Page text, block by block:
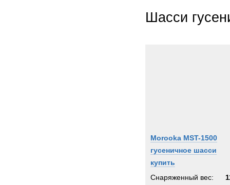
Шасси
Morooka MST-1500
гусеничное шасси
купить
Снаряженный вес: